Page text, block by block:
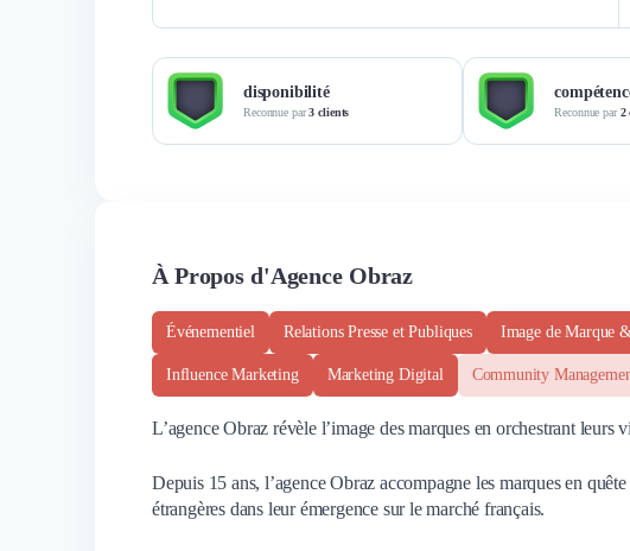
disponibilité
Reconnue par3 clients Reconnue par2
À Propos d'Agence Obraz
Événementiel Relations Presse et Publiques Image de Marque
Influence Marketing Marketing Digital Community
L’agence Obraz révèle l’image des marques en orchestrant leurs
Depuis 15 ans, l’agence Obraz accompagne les marques en
étrangères dans leur émergence sur le marché français.